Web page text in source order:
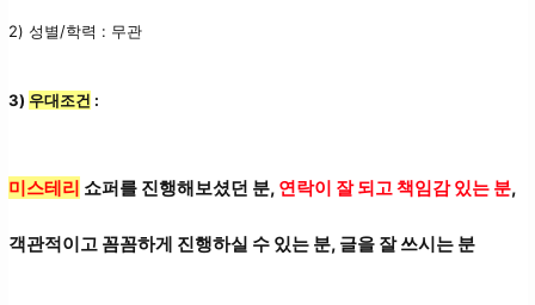
2) 성별/학력 : 무관
3) 우대조건 :
미스테리 쇼퍼를 진행해보셨던 분, 연락이 잘 되고 책임감 있는 분,
객관적이고 꼼꼼하게 진행하실 수 있는 분, 글을 잘 쓰시는 분